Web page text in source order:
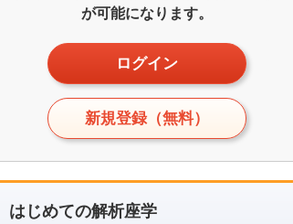
が可能になります。
ログイン
新規登録（無料）
はじめての解析座学